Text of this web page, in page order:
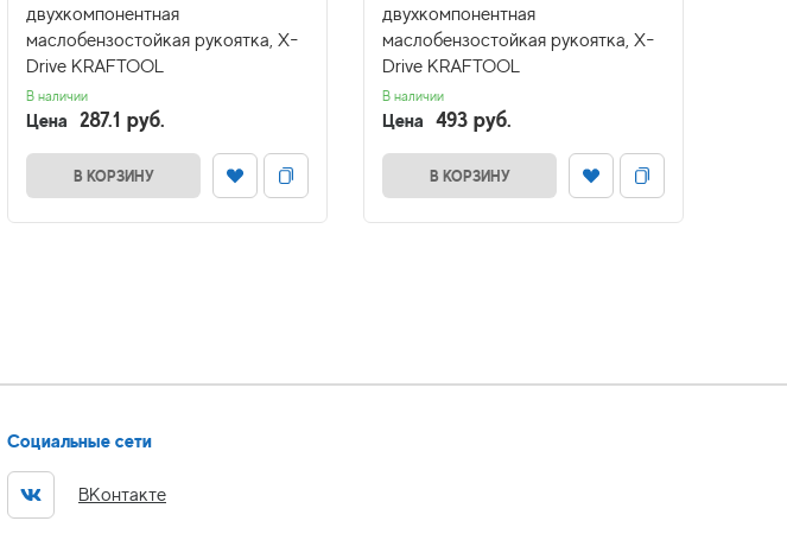
двухкомпонентная
маслобензостойкая рукоятка, X-
Drive KRAFTOOL
В наличии
Цена 287.1 руб.
В КОРЗИНУ
двухкомпонентная
маслобензостойкая рукоятка, X-
Drive KRAFTOOL
В наличии
Цена 493 руб.
В КОРЗИНУ
Социальные сети
ВКонтакте